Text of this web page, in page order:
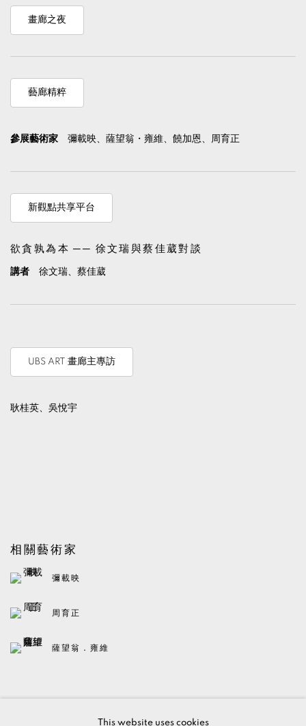
畫廊之夜
藝廊精粹
參展藝術家 彌載映、薩望翁・雍維、饒加恩、周育正
新觀點共享平台
欲貪孰為本 ── 徐文瑞與蔡佳葳對談
講者 徐文瑞、蔡佳葳
UBS ART 畫廊主專訪
耿桂英、吳悅宇
相關藝術家
彌載映
周育正
薩望翁．雍維
BACK TO ART FAIRS
This website uses cookies